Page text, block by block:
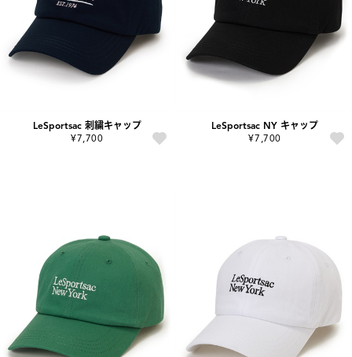
LeSportsac 刺繍キャップ
¥7,700
LeSportsac NY キャップ
¥7,700